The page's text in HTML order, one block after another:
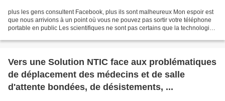
plus les gens consultent Facebook, plus ils sont malheureux Mon espoir est
que nous arrivions à un point où vous ne pouvez pas sortir votre téléphone
portable en public Les scientifiques ne sont pas certains que la technologie
Vers une Solution NTIC face aux problématiques
de déplacement des médecins et de salle
d'attente bondées, de désistements, ...